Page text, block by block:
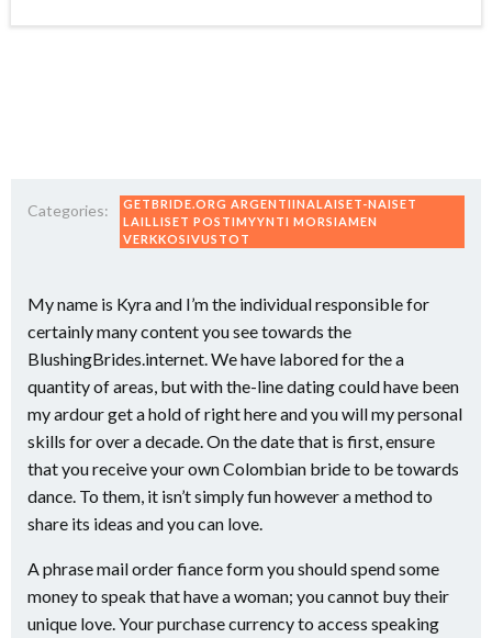
Categories:
GETBRIDE.ORG ARGENTIINALAISET-NAISET
LAILLISET POSTIMYYNTI MORSIAMEN
VERKKOSIVUSTOT
My name is Kyra and I’m the individual responsible for
certainly many content you see towards the
BlushingBrides.internet. We have labored for the a
quantity of areas, but with the-line dating could have been
my ardour get a hold of right here and you will my personal
skills for over a decade. On the date that is first, ensure
that you receive your own Colombian bride to be towards
dance. To them, it isn’t simply fun however a method to
share its ideas and you can love.
A phrase mail order fiance form you should spend some
money to speak that have a woman; you cannot buy their
unique love. Your purchase currency to access speaking